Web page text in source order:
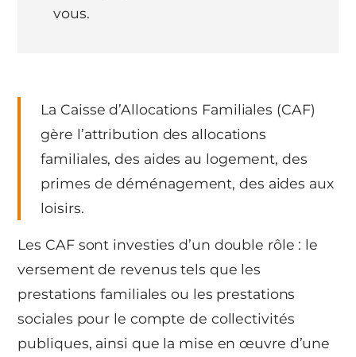
La Caisse d’Allocations Familiales (CAF)
gère l’attribution des allocations
familiales, des aides au logement, des
primes de déménagement, des aides aux
loisirs.
Les CAF sont investies d’un double rôle : le
versement de revenus tels que les
prestations familiales ou les prestations
sociales pour le compte de collectivités
publiques, ainsi que la mise en œuvre d’une
vous.